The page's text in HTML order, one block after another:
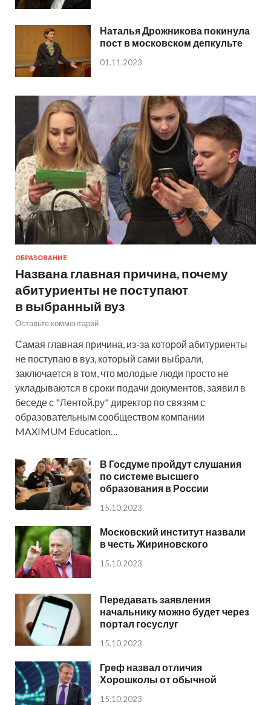
Наталья Дрожникова покинула
пост в московском депкульте
01.11.2023
ОБРАЗОВАНИЕ
Названа главная причина, почему
абитуриенты не поступают
в выбранный вуз
Оставьте комментарий
Самая главная причина, из-за которой абитуриенты
не поступаю в вуз, который сами выбрали,
заключается в том, что молодые люди просто не
укладываются в сроки подачи документов, заявил в
беседе с "Лентой.ру" директор по связям с
образовательным сообществом компании
MAXIMUM Education…
В Госдуме пройдут слушания
по системе высшего
образования в России
15.10.2023
Московский институт назвали
в честь Жириновского
15.10.2023
Передавать заявления
начальнику можно будет через
портал госуслуг
15.10.2023
Греф назвал отличия
Хорошколы от обычной
15.10.2023